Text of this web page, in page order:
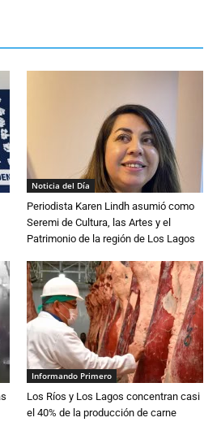
Noticia del Día
Periodista Karen Lindh asumió como
Seremi de Cultura, las Artes y el
Patrimonio de la región de Los Lagos
Informando Primero
Los Ríos y Los Lagos concentran casi
el 40% de la producción de carne